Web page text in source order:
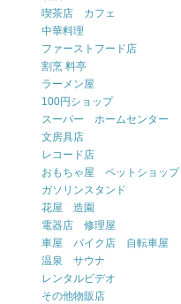
喫茶店 カフェ
中華料理
ファーストフード店
割烹 料亭
ラーメン屋
100円ショップ
スーパー ホームセンター
文房具店
レコード店
おもちゃ屋 ペットショップ
ガソリンスタンド
花屋 造園
電器店 修理屋
車屋 バイク店 自転車屋
温泉 サウナ
レンタルビデオ
その他物販店